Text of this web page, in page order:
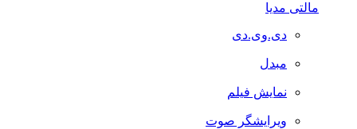
مالتی مدیا
دی.وی.دی
مبدل
نمایش فیلم
ویرایشگر صوت